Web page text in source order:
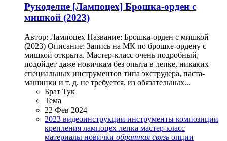
Рукоделие [Лампоцех] Брошка-орден с
мишкой (2023)
Автор: Лампоцех Название: Брошка-орден с мишкой
(2023) Описание: Запись на МК по брошке-ордену с
мишкой открыта. Мастер-класс очень подробный,
подойдет даже новичкам без опыта в лепке, никаких
специальных инструментов типа экструдера, паста-
машинки и т. д. не требуется, из обязательных...
Брат Тук
Тема
22 Фев 2024
2023 видеоинструкции инструменты композиции
крепления лампоцех лепка мастер-класс
материалы новички обратная связь опции